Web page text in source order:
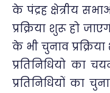
के पंद्रह क्षेत्रीय
प्रक्रिया शुरू हो
के भी चुनाव
प्रतिनिधियो का
प्रतिनिधियों का